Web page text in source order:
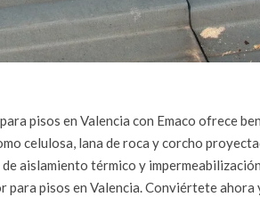
pisos en Valencia con Emaco ofrece
celulosa, lana de roca y corcho
aislamiento térmico y
para pisos en Valencia. Conviértete ahora